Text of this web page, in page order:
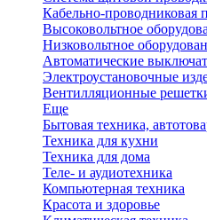
Кабельно-проводниковая
Высоковольтное
Низковольтное
Автоматические
Электроустановочные
Вентилляционные
Еще
Бытовая техника,
Техника для кухни
Техника для дома
Теле- и аудиотехника
Компьютерная техника
Красота и здоровье